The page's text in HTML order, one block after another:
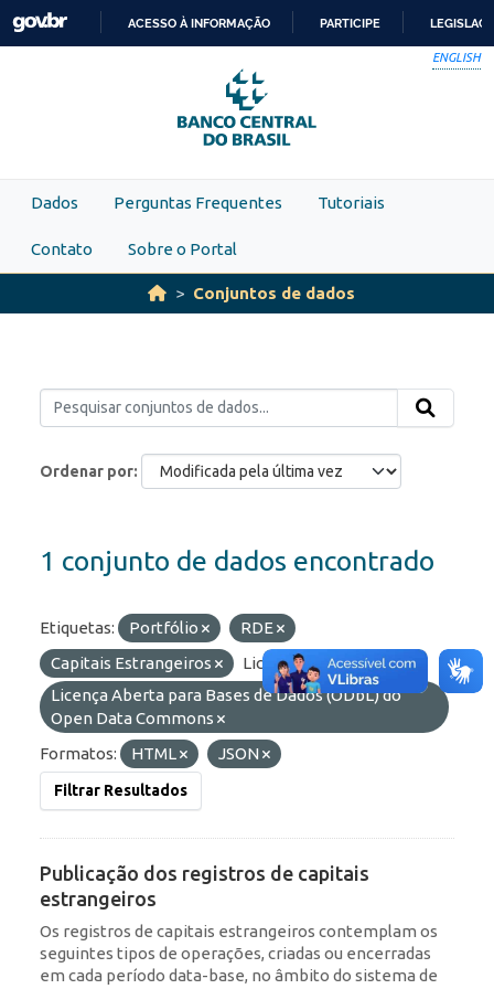
Skip to main content
PARA
O
CONTEÚDO
ACESSO À INFORMAÇÃO PARTICIPE
ENGLISH
Dados Perguntas Frequentes Tutoriais
Contato Sobre o Portal
Conjuntos de dados
Ordenar por
1 conjunto de dados encontrado
Etiquetas: Portfólio
RDE
Capitais Estrangeiros
Licenças:
Licença Aberta para Bases de Dados (ODbL) do
Open Data Commons
Formatos:
HTML JSON
Filtrar Resultados
Publicação dos registros de capitais
estrangeiros
Os registros de capitais estrangeiros contemplam os
seguintes tipos de operações, criadas ou encerradas
em cada período data-base, no âmbito do sistema de